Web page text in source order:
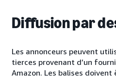
Diffusion par
Les annonceurs peuvent
tierces provenant d’un
Amazon. Les balises doivent